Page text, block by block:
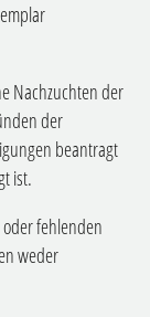
Nachzuchten der
der
beantragt
ist.
fehlenden
weder